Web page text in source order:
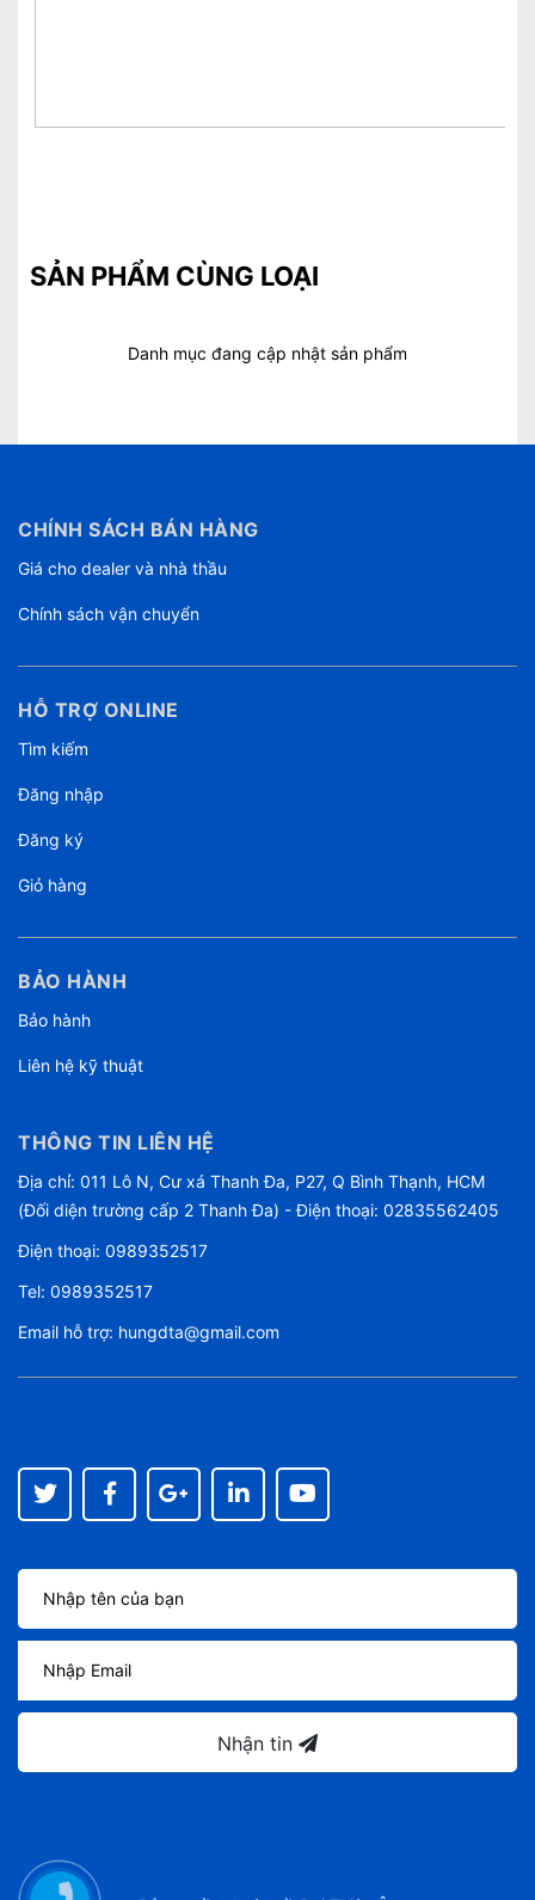
SẢN PHẨM CÙNG LOẠI
Danh mục đang cập nhật sản phẩm
CHÍNH SÁCH BÁN HÀNG
Giá cho dealer và nhà thầu
Chính sách vận chuyển
HỖ TRỢ ONLINE
Tìm kiếm
Đăng nhập
Đăng ký
Giỏ hàng
BẢO HÀNH
Bảo hành
Liên hệ kỹ thuật
THÔNG TIN LIÊN HỆ
Địa chỉ: 011 Lô N, Cư xá Thanh Đa, P27, Q Bình Thạnh, HCM
(Đối diện trường cấp 2 Thanh Đa) - Điện thoại: 02835562405
Điện thoại: 0989352517
Tel: 0989352517
Email hỗ trợ: hungdta@gmail.com
Nhận tin